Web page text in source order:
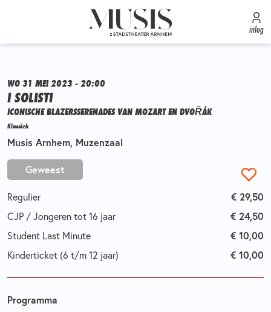
inlog
WO 31 MEI 2023 - 20:00
I SOLISTI
ICONISCHE BLAZERSSERENADES VAN MOZART EN DVOŘÁK
Klassiek
Musis Arnhem, Muzenzaal
Geweest
Regulier
€ 29,50
CJP / Jongeren tot 16 jaar
€ 24,50
Student Last Minute
€ 10,00
Kinderticket (6 t/m 12 jaar)
€ 10,00
Programma